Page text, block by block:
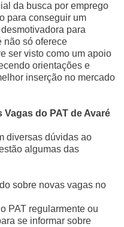
da busca por emprego
para conseguir um
para
não só oferece
ser visto como um apoio
orientações e
inserção no mercado
do PAT de Avaré
diversas dúvidas ao
algumas das
sobre novas vagas no
PAT regularmente ou
se informar sobre